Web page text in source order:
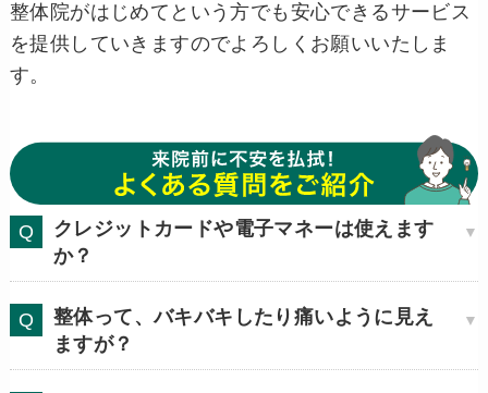
整体院がはじめてという方でも安心できるサービス
を提供していきますのでよろしくお願いいたしま
す。
クレジットカードや電子マネーは使えます
か？
整体って、バキバキしたり痛いように見え
ますが？